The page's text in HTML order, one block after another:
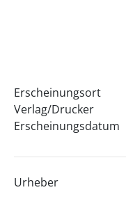
Erscheinungsort
Verlag/Drucker
Erscheinungsdatum
Urheber